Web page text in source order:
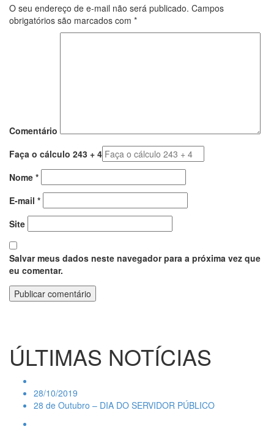
O seu endereço de e-mail não será publicado. Campos
obrigatórios são marcados com *
Comentário
Faça o cálculo 243 + 4
Nome *
E-mail *
Site
Salvar meus dados neste navegador para a próxima vez que
eu comentar.
ÚLTIMAS NOTÍCIAS
28/10/2019
28 de Outubro – DIA DO SERVIDOR PÚBLICO